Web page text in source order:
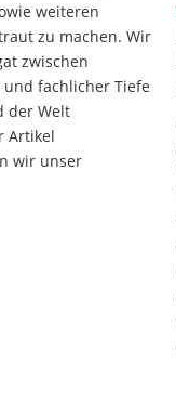
weiteren
zu machen. Wir
zwischen
fachlicher Tiefe
der Welt
Artikel
wir unser